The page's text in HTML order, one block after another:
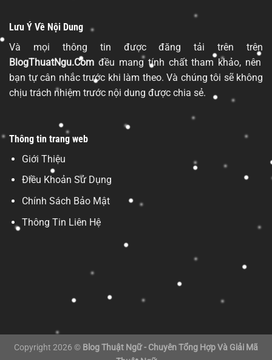
Lưu Ý Về Nội Dung
Và mọi thông tin được đăng tải trên trên
BlogThuatNgu.Com đều mang tính chất tham khảo, nên
bạn tự cân nhắc trước khi làm theo. Và chúng tôi sẽ không
chịu trách nhiệm trước nội dung được chia sẻ.
Thông tin trang web
Giới Thiệu
Điều Khoản Sử Dụng
Chính Sách Bảo Mật
Thông Tin Liên Hệ
Copyright 2026 © Blog Thuật Ngữ - Chuyên Tổng Hợp Và Giải Mã